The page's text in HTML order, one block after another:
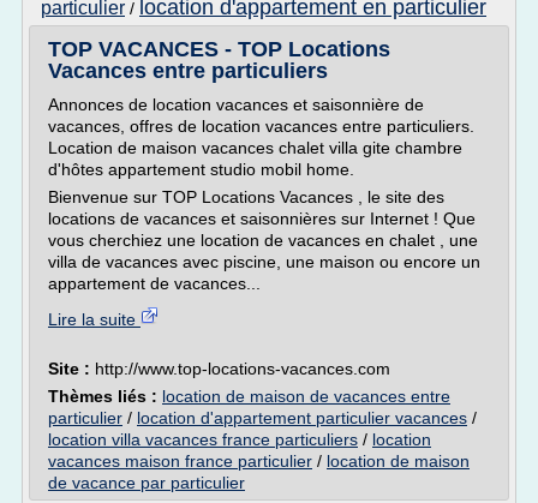
particulier / location d'appartement en particulier
TOP VACANCES - TOP Locations
Vacances entre particuliers
Annonces de location vacances et saisonnière de
vacances, offres de location vacances entre particuliers.
Location de maison vacances chalet villa gite chambre
d'hôtes appartement studio mobil home.
Bienvenue sur TOP Locations Vacances , le site des
locations de vacances et saisonnières sur Internet ! Que
vous cherchiez une location de vacances en chalet , une
villa de vacances avec piscine, une maison ou encore un
appartement de vacances...
Lire la suite
Site : http://www.top-locations-vacances.com
Thèmes liés : location de maison de vacances entre
particulier / location d'appartement particulier vacances /
location villa vacances france particuliers / location
vacances maison france particulier / location de maison
de vacance par particulier